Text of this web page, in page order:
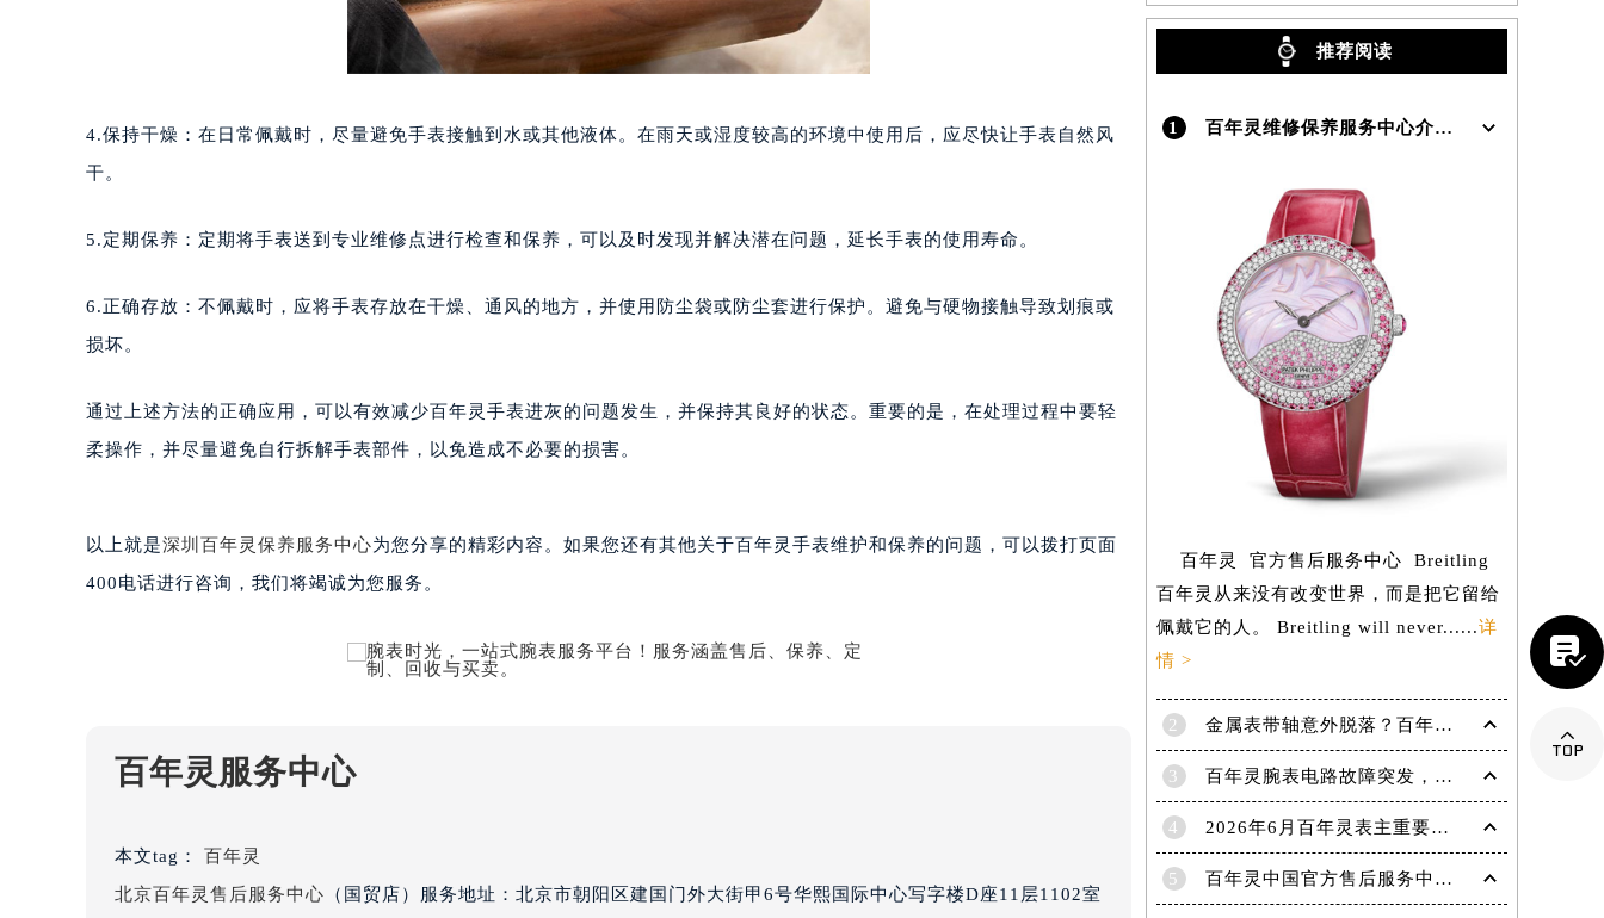
乌鲁木齐市天山区红山路26号时代广场（CCMALL）C座17层17-B（需提前预约）
温州市鹿城区锦绣路1067号置信广场10层1015室（需提前预约）
哈尔滨市道里区友谊西路600号富力中心T2座写字楼29层03室（需提前预约）
佛山市禅城区季华五路57号万科金融中心C座12层1205室（需提前预约）
南通市崇川区工农路57号圆融广场写字楼16层1603室（需提前预约）
武汉市江汉区解放大道686号世界贸易大厦38层09室（需提前预约）
泉州市丰泽区宝洲路729号浦西万达中心写字楼A座7楼709室（需提前预约）
青岛市南区山东路6号华润大厦B座22层04室（需提前预约）
贵阳市南明区都司高架桥路33号亨特国际金融中心14楼14D（需提前预约）
昆明市盘龙区北京路928号同德昆明广场写字楼10层06室（需提前预约）
西安市碑林区南关正街88号华侨城长安国际中心E座6楼10室（需提前预约）
海口市龙华区金贸东路5号海口华润大厦B座17层1707室（需提前预约）
内蒙古自治区呼和浩特市玉泉区大学西街70号华润万象城写字楼（鄂尔多斯大厦）23层2326室（需提前预约）
黑龙江省鹤岗市向阳区红军路百年灵售后服务中心（需提前预约）
4.保持干燥：在日常佩戴时，尽量避免手表接触到水或其他液体。在雨天或湿度较高的环境中使用后，应尽快让手表自然风
干。
5.定期保养：定期将手表送到专业维修点进行检查和保养，可以及时发现并解决潜在问题，延长手表的使用寿命。
6.正确存放：不佩戴时，应将手表存放在干燥、通风的地方，并使用防尘袋或防尘套进行保护。避免与硬物接触导致划痕或
损坏。
通过上述方法的正确应用，可以有效减少百年灵手表进灰的问题发生，并保持其良好的状态。重要的是，在处理过程中要轻
柔操作，并尽量避免自行拆解手表部件，以免造成不必要的损害。
以上就是深圳百年灵保养服务中心为您分享的精彩内容。如果您还有其他关于百年灵手表维护和保养的问题，可以拨打页面
400电话进行咨询，我们将竭诚为您服务。
百年灵服务中心
本文tag： 百年灵
北京百年灵售后服务中心 （国贸店）服务地址：北京市朝阳区建国门外大街甲6号华熙国际中心写字楼D座11层1102室
推荐阅读
1 百年灵维修保养服务中心介绍 | Breitling
百年灵 官方售后服务中心 Breitling
百年灵从来没有改变世界，而是把它留给
佩戴它的人。 Breitling will never......详
情 >
2 金属表带轴意外脱落？百年灵手表紧急修复指南
3 百年灵腕表电路故障突发，如何应对与修复
4 2026年6月百年灵表主重要补充通告：售后网点搬迁与新增
5 百年灵中国官方售后服务中心｜完整官方热线和详细地址权威信息通告（2026年6月最新）

